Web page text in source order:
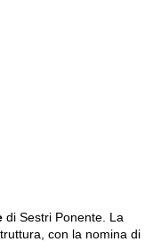
di Sestri Ponente. La
con la nomina di